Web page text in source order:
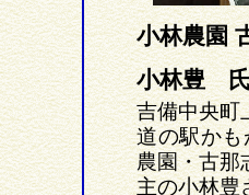
小林農園
小林豊
吉備中央町
道の駅か
農園・古那
主の小林豊